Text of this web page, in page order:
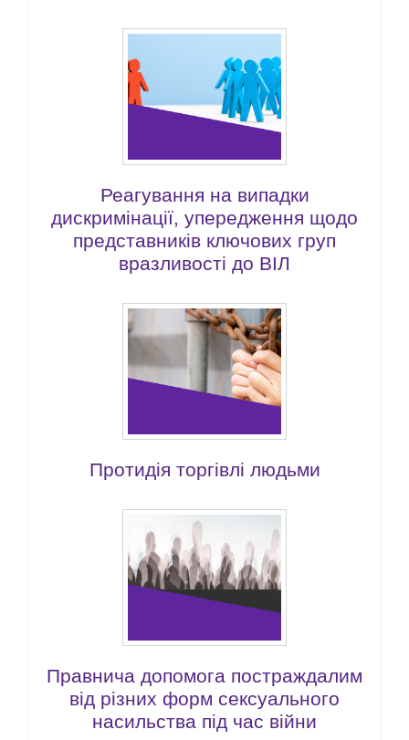
Реагування на випадки
дискримінації, упередження щодо
представників ключових груп
вразливості до ВІЛ
Протидія торгівлі людьми
Правнича допомога постраждалим
від різних форм сексуального
насильства під час війни